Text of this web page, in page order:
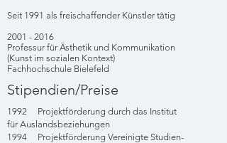
Seit 1991 als freischaffender Künstler tätig
2001 - 2016
Professur für Ästhetik und Kommunikation
(Kunst im sozialen Kontext)
Fachhochschule Bielefeld
Stipendien/Preise
1992 Projektförderung durch das Institut
für Auslandsbeziehungen
1994 Projektförderung Vereinigte Studien-